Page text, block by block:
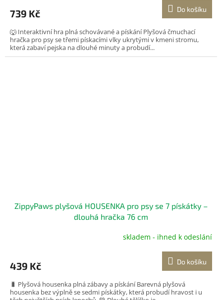
739 Kč Do košíku
🐺 Interaktivní hra plná schovávané a pískání Plyšová čmuchací
hračka pro psy se třemi pískacími vlky ukrytými v kmeni stromu,
která zabaví pejska na dlouhé minuty a probudí...
ZippyPaws plyšová HOUSENKA pro psy se 7 pískátky –
dlouhá hračka 76 cm
skladem - ihned k odeslání
439 Kč Do košíku
🐛 Plyšová housenka plná zábavy a pískání Barevná plyšová
housenka bez výplně se sedmi pískátky, která probudí hravost i u